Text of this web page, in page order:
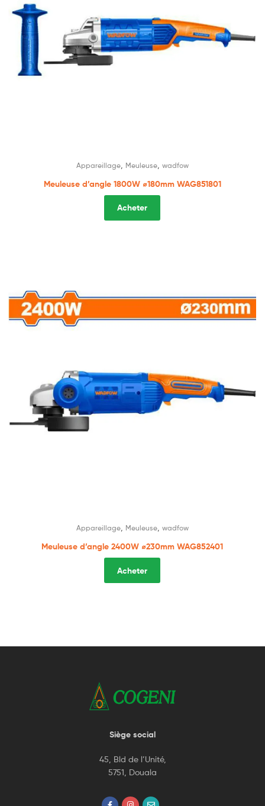
Appareillage, Meuleuse, wadfow
Meuleuse d’angle 1800W ⌀180mm WAG851801
Acheter
Appareillage, Meuleuse, wadfow
Meuleuse d’angle 2400W ⌀230mm WAG852401
Acheter
Siège social
45, Bld de l’Unité,
5751, Douala